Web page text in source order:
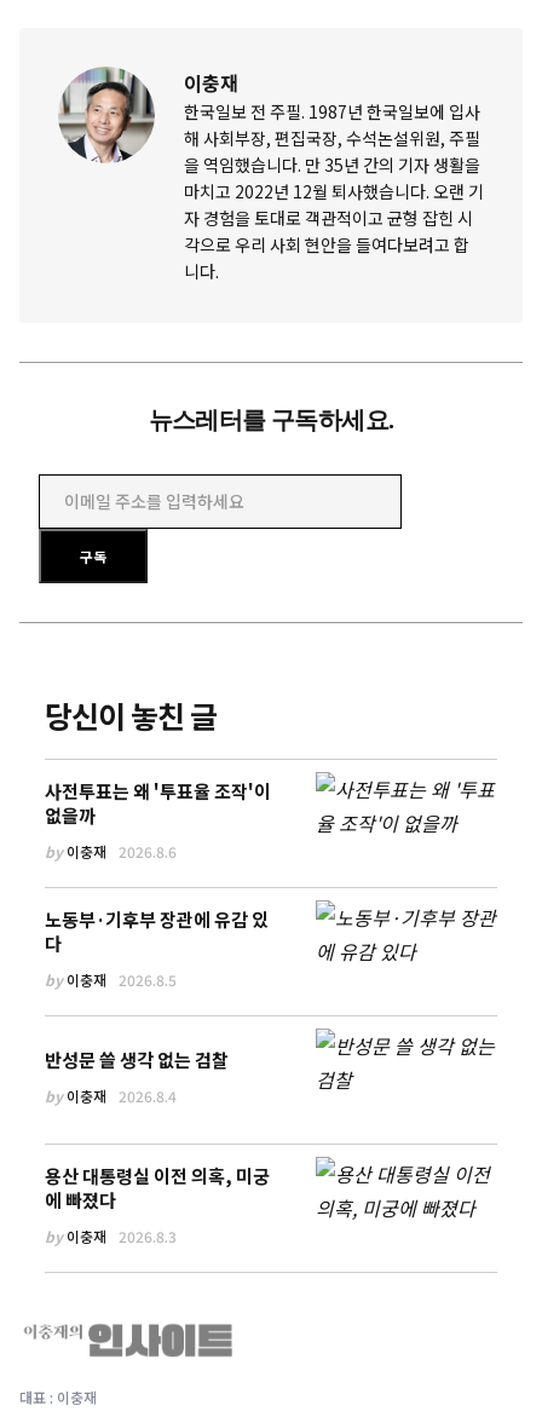
이충재
한국일보 전 주필. 1987년 한국일보에 입사
해 사회부장, 편집국장, 수석논설위원, 주필
을 역임했습니다. 만 35년 간의 기자 생활을
마치고 2022년 12월 퇴사했습니다. 오랜 기
자 경험을 토대로 객관적이고 균형 잡힌 시
각으로 우리 사회 현안을 들여다보려고 합
니다.
뉴스레터를 구독하세요.
이메일 주소를 입력하세요
구독
당신이 놓친 글
사전투표는 왜 '투표율 조작'이
없을까
by이충재 2026.8.6
노동부·기후부 장관에 유감 있
다
by이충재 2026.8.5
반성문 쓸 생각 없는 검찰
by이충재 2026.8.4
용산 대통령실 이전 의혹, 미궁
에 빠졌다
by이충재 2026.8.3
대표 : 이충재